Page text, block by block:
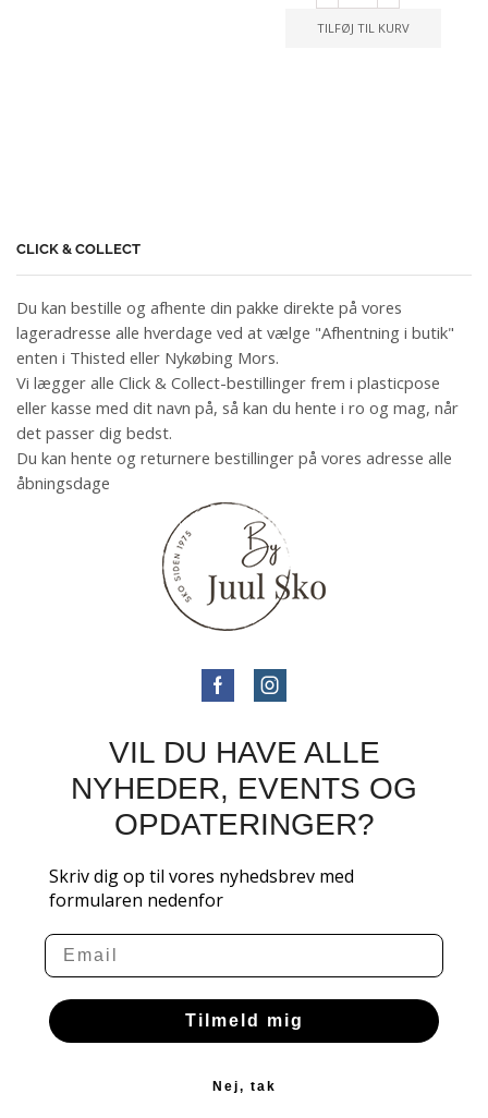
TILFØJ TIL KURV
CLICK & COLLECT
Du kan bestille og afhente din pakke direkte på vores
lageradresse alle hverdage ved at vælge "Afhentning i butik"
enten i Thisted eller Nykøbing Mors.
Vi lægger alle Click & Collect-bestillinger frem i plasticpose
eller kasse med dit navn på, så kan du hente i ro og mag, når
det passer dig bedst.
Du kan hente og returnere bestillinger på vores adresse alle
åbningsdage
VIL DU HAVE ALLE
NYHEDER, EVENTS OG
OPDATERINGER?
Skriv dig op til vores nyhedsbrev med
formularen nedenfor
Email
Tilmeld mig
Nej, tak